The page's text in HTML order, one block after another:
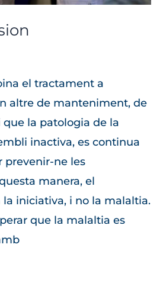
el tractament a
altre de manteniment, de
la patologia de la
inactiva, es continua
prevenir-ne les
manera, el
iniciativa, i no la malaltia.
que la malaltia es